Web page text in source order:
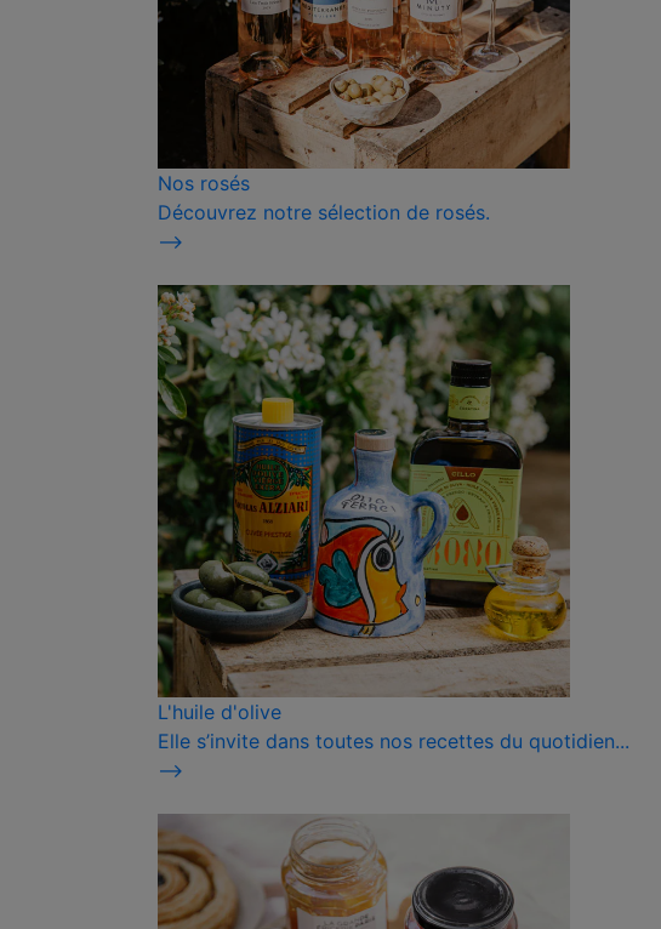
Nos rosés
Découvrez notre sélection de rosés.
⟶
L'huile d'olive
Elle s’invite dans toutes nos recettes du quotidien...
⟶